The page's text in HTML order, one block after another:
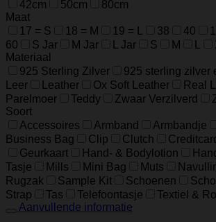
42cm
50cm
80cm
Maat
17 = S
18 = M 19 = L 38 40
60
S Jar M Jar L Jar S M
Materiaal
925 Sterling Zilver
925 sterling zilver
Leer
Leather Ox Soft Leather Real
Parelmoer
Teddy Zwaar Verzilverd
Soort
Accessoires
Armband Armbandje
Business Bag
Clip Clutch
Geurkaart
Hand- & Bodylotion
Tasje
Mills Mini Bag Muts
Rugzak
Sample Kit Schoenen
Strap
Tas Telefoontasje Textiel &
Aanvullende informatie